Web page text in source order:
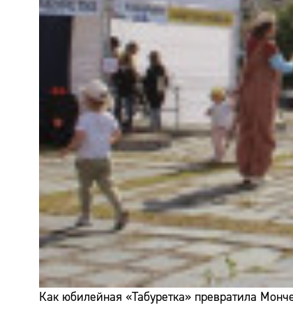
Как юбилейная «Табуретка» превратила